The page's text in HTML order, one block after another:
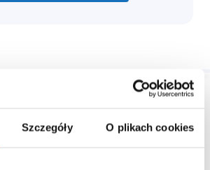
Szczegóły O plikach cookies